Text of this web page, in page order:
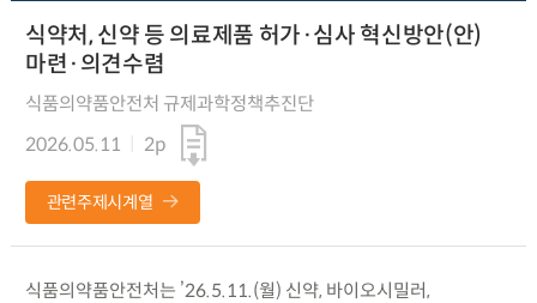
식약처, 신약 등 의료제품 허가·심사 혁신방안(안)
마련·의견수렴
식품의약품안전처 규제과학정책추진단
2026.05.11
2p
관련주제시계열
식품의약품안전처는 ’26.5.11.(월) 신약, 바이오시밀러,